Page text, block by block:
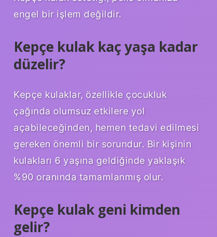
engel bir işlem değildir.
Kepçe kulak kaç yaşa kadar
düzelir?
Kepçe kulaklar, özellikle çocukluk
çağında olumsuz etkilere yol
açabileceğinden, hemen tedavi edilmesi
gereken önemli bir sorundur. Bir kişinin
kulakları 6 yaşına geldiğinde yaklaşık
%90 oranında tamamlanmış olur.
Kepçe kulak geni kimden
gelir?